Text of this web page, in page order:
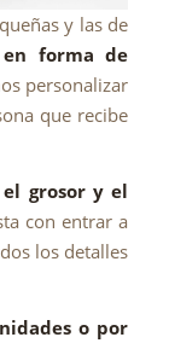
y las de
forma de
personalizar
que recibe
grosor y el
con entrar a
los detalles
o por